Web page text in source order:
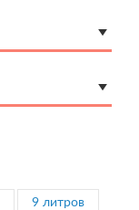
9 литров